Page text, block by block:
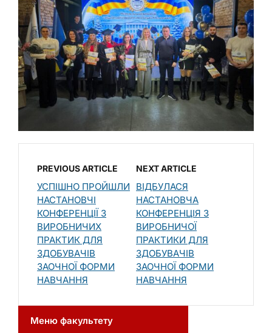
PREVIOUS ARTICLE
УСПІШНО ПРОЙШЛИ
НАСТАНОВЧІ
КОНФЕРЕНЦІЇ З
ВИРОБНИЧИХ
ПРАКТИК ДЛЯ
ЗДОБУВАЧІВ
ЗАОЧНОЇ ФОРМИ
НАВЧАННЯ
NEXT ARTICLE
ВІДБУЛАСЯ
НАСТАНОВЧА
КОНФЕРЕНЦІЯ З
ВИРОБНИЧОЇ
ПРАКТИКИ ДЛЯ
ЗДОБУВАЧІВ
ЗАОЧНОЇ ФОРМИ
НАВЧАННЯ
Меню факультету